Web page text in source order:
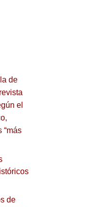
de
el
“más
de